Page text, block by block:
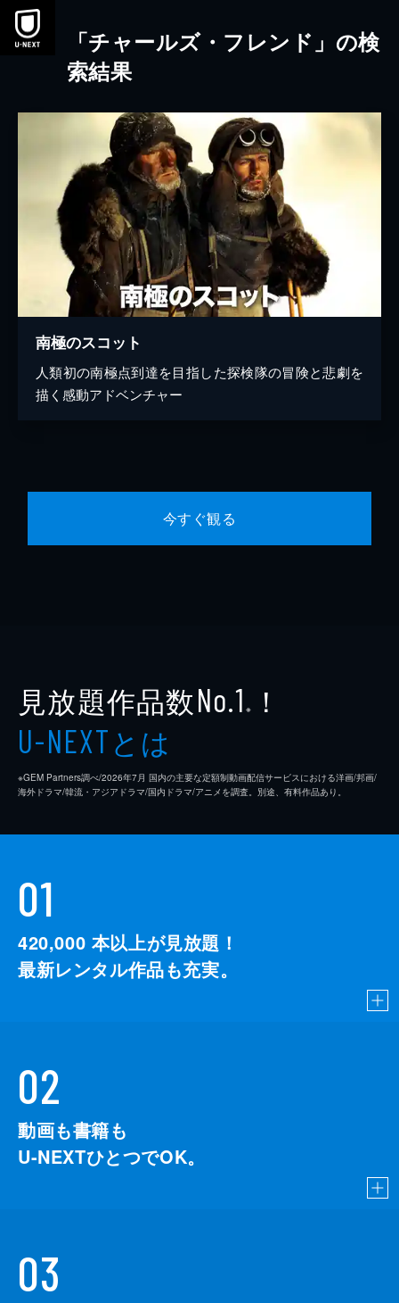
本文へスキップ
「チャールズ・フレンド」の検
索結果
南極のスコット
人類初の南極点到達を目指した探検隊の冒険と悲劇を
描く感動アドベンチャー
今すぐ観る
見放題作品数No.1 ※ ！
U-NEXTとは
※GEM Partners調べ/2026年7⽉ 国内の主要な定額制動画配信サービスにおける洋画/邦画/
海外ドラマ/韓流・アジアドラマ/国内ドラマ/アニメを調査。別途、有料作品あり。
01
420,000 本以上が見放題！
最新レンタル作品も充実。
02
動画も書籍も
U-NEXTひとつでOK。
03